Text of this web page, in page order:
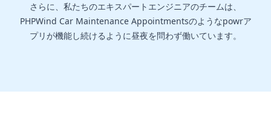
さらに、私たちのエキスパートエンジニアのチームは、
PHPWind Car Maintenance Appointmentsのようなpowrア
プリが機能し続けるように昼夜を問わず働いています。